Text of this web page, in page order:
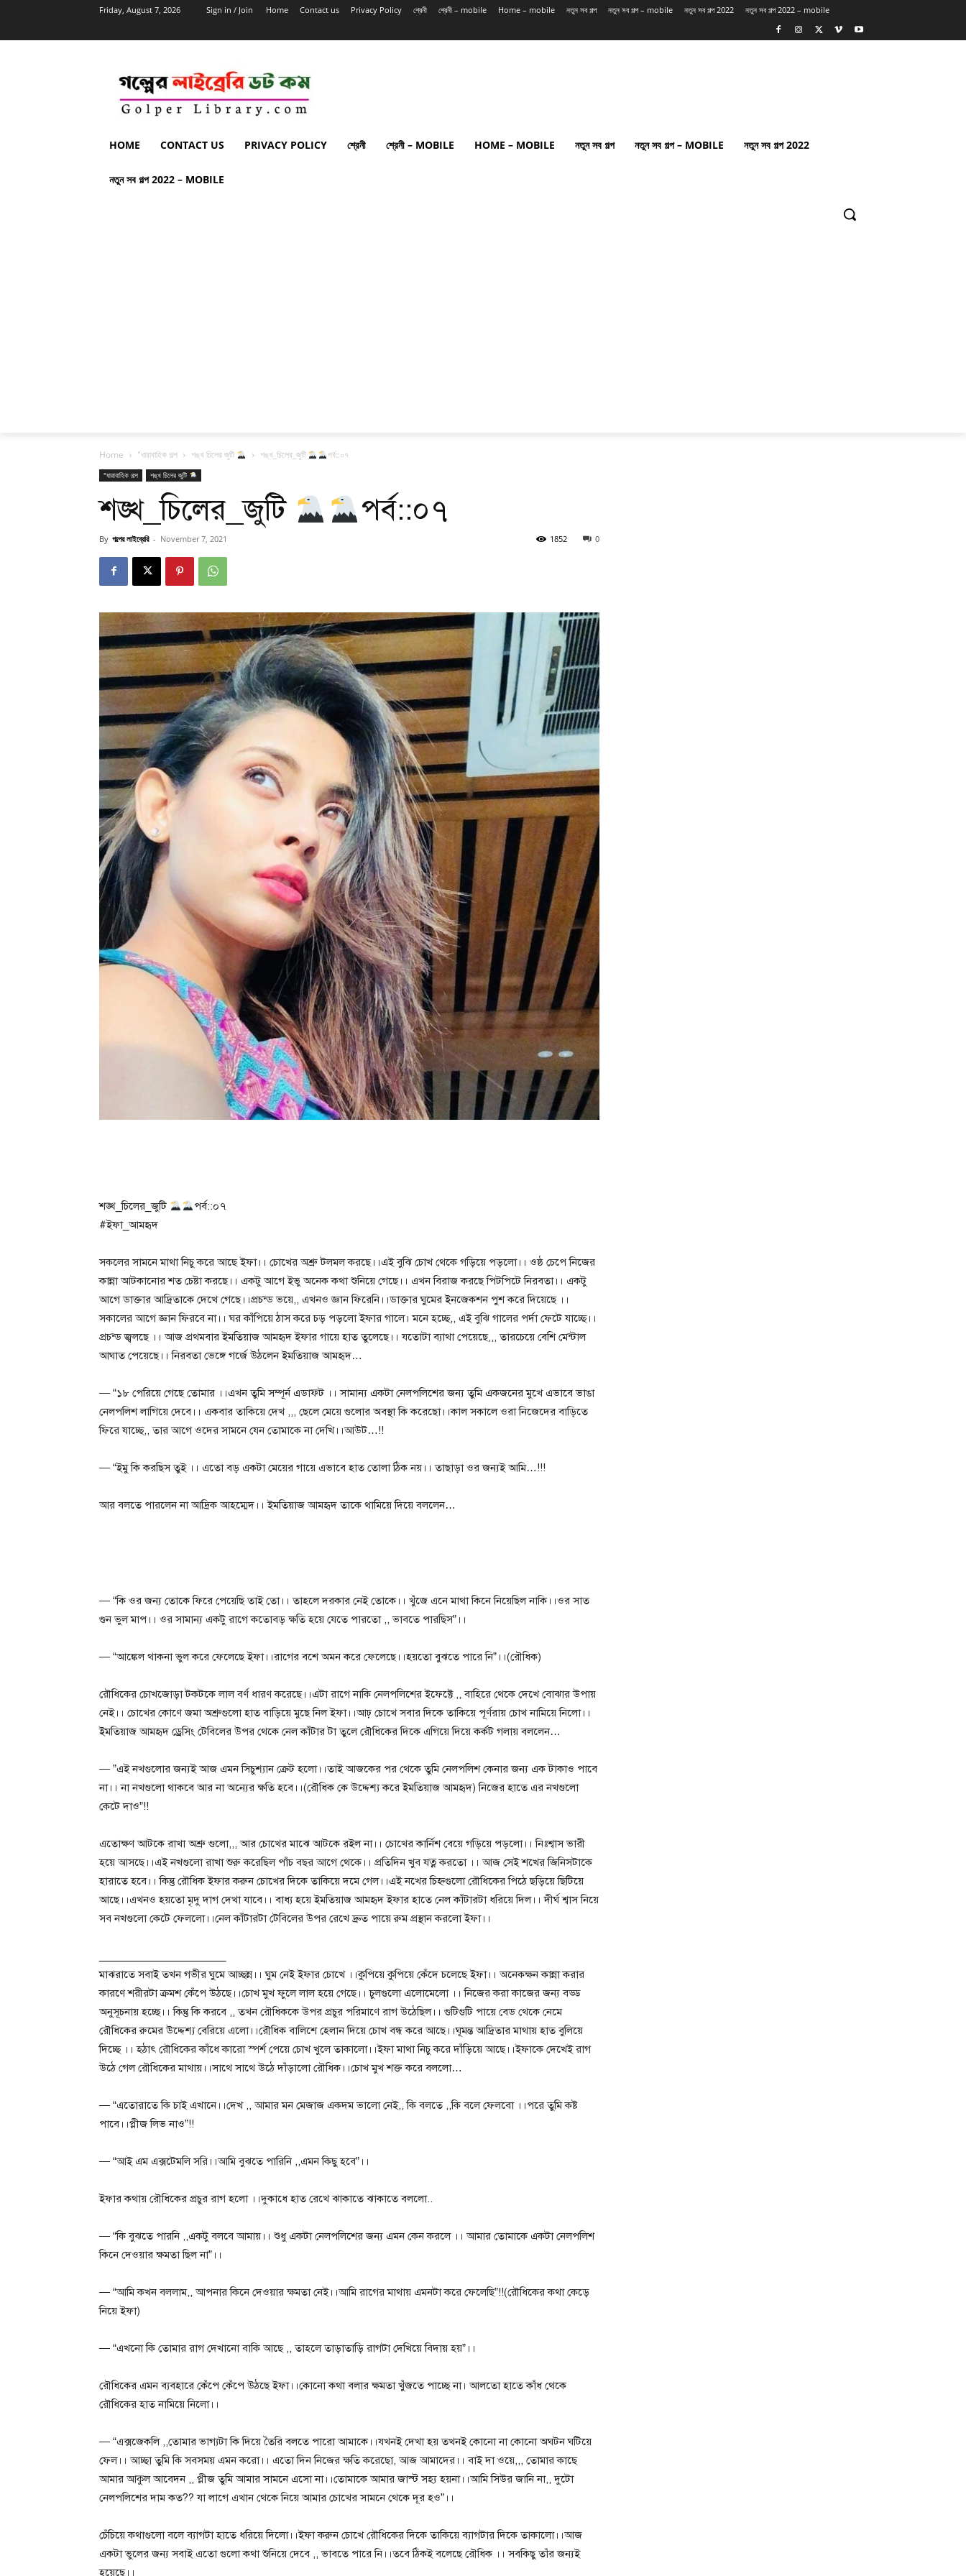
Friday, August 7, 2026 Sign in / Join Home Contact us Privacy Policy শ্রেনী শ্রেনী – mobile Home – mobile নতুন সব গল্প নতুন সব গল্প – mobile নতুন সব গল্প 2022 নতুন সব গল্প 2022 – mobile
HOME CONTACT US PRIVACY POLICY শ্রেনী শ্রেনী – MOBILE HOME – MOBILE নতুন সব গল্প নতুন সব গল্প – MOBILE নতুন সব গল্প 2022
নতুন সব গল্প 2022 – MOBILE
Home "ধারাবাহিক গল্প শঙ্খ চিলের জুটি শঙ্খ_চিলের_জুটি পর্ব::০৭
"ধারাবাহিক গল্প শঙ্খ চিলের জুটি
শঙ্খ_চিলের_জুটি পর্ব::০৭
By গল্পের লাইব্রেরি - November 7, 2021 0
1852
শঙ্খ_চিলের_জুটি
পর্ব::০৭
#ইফা_আমহৃদ
সকলের সামনে মাথা নিচু করে আছে ইফা।। চোখের অশ্রু টলমল করছে।।এই বুঝি চোখ থেকে গড়িয়ে পড়লো।। ওষ্ঠ চেপে নিজের
কান্না আটকানোর শত চেষ্টা করছে।। একটু আগে ইভু অনেক কথা শুনিয়ে গেছে।। এখন বিরাজ করছে পিটপিটে নিরবতা।। একটু
আগে ডাক্তার আদ্রিতাকে দেখে গেছে।।প্রচন্ড ভয়ে,, এখনও জ্ঞান ফিরেনি।।ডাক্তার ঘুমের ইনজেকশন পুশ করে দিয়েছে ।।
সকালের আগে জ্ঞান ফিরবে না।। ঘর কাঁপিয়ে ঠাস করে চড় পড়লো ইফার গালে। মনে হচ্ছে,, এই বুঝি গালের পর্দা ফেটে যাচ্ছে।।
প্রচন্ড জ্বলছে ।। আজ প্রথমবার ইমতিয়াজ আমহৃদ ইফার গায়ে হাত তুলেছে।। যতোটা ব্যাথা পেয়েছে,,, তারচেয়ে বেশি মেন্টাল
আঘাত পেয়েছে।। নিরবতা ভেঙ্গে গর্জে উঠলেন ইমতিয়াজ আমহৃদ…
— “১৮ পেরিয়ে গেছে তোমার ।।এখন তুমি সম্পূর্ন এডাফ্ট ।। সামান্য একটা নেলপলিশের জন্য তুমি একজনের মুখে এভাবে ভাঙা
নেলপলিশ লাগিয়ে দেবে।। একবার তাকিয়ে দেখ ,,, ছেলে মেয়ে গুলোর অবস্থা কি করেছো।।কাল সকালে ওরা নিজেদের বাড়িতে
ফিরে যাচ্ছে,, তার আগে ওদের সামনে যেন তোমাকে না দেখি।।আউট…!!
— “ইমু কি করছিস তুই ।। এতো বড় একটা মেয়ের গায়ে এভাবে হাত তোলা ঠিক নয়।। তাছাড়া ওর জন্যই আমি…!!!
আর বলতে পারলেন না আদ্রিক আহম্মেদ।। ইমতিয়াজ আমহৃদ তাকে থামিয়ে দিয়ে বললেন…
— “কি ওর জন্য তোকে ফিরে পেয়েছি তাই তো।। তাহলে দরকার নেই তোকে।। খুঁজে এনে মাথা কিনে নিয়েছিল নাকি।।ওর সাত
গুন ভুল মাপ।। ওর সামান্য একটু রাগে কতোবড় ক্ষতি হয়ে যেতে পারতো ,, ভাবতে পারছিস”।।
— “আঙ্কেল থাকনা ভুল করে ফেলেছে ইফা।।রাগের বশে অমন করে ফেলেছে।।হয়তো বুঝতে পারে নি”।।(রৌধিক)
রৌধিকের চোখজোড়া টকটকে লাল বর্ণ ধারণ করেছে।।এটা রাগে নাকি নেলপলিশের ইফেক্টে ,, বাহিরে থেকে দেখে বোঝার উপায়
নেই।। চোখের কোণে জমা অশ্রুগুলো হাত বাড়িয়ে মুছে নিল ইফা।।আঢ় চোখে সবার দিকে তাকিয়ে পূর্ণরায় চোখ নামিয়ে নিলো।।
ইমতিয়াজ আমহৃদ ড্রেসিং টেবিলের উপর থেকে নেল কাঁটার টা তুলে রৌধিকের দিকে এগিয়ে দিয়ে কর্কট গলায় বললেন…
— ”এই নখগুলোর জন্যই আজ এমন সিচুশ্যান ক্রেট হলো।।তাই আজকের পর থেকে তুমি নেলপলিশ কেনার জন্য এক টাকাও পাবে
না।। না নখগুলো থাকবে আর না অন্যের ক্ষতি হবে।।(রৌধিক কে উদ্দেশ্য করে ইমতিয়াজ আমহৃদ) নিজের হাতে এর নখগুলো
কেটে দাও”!!
এতোক্ষণ আটকে রাখা অশ্রু গুলো,,, আর চোখের মাঝে আটকে রইল না।। চোখের কার্নিশ বেয়ে গড়িয়ে পড়লো।। নিঃশ্বাস ভারী
হয়ে আসছে।।এই নখগুলো রাখা শুরু করেছিল পাঁচ বছর আগে থেকে।। প্রতিদিন খুব যত্ন করতো ।। আজ সেই শখের জিনিসটাকে
হারাতে হবে।। কিন্তু রৌধিক ইফার করুন চোখের দিকে তাকিয়ে দমে গেল।।এই নখের চিহ্নগুলো রৌধিকের পিঠে ছড়িয়ে ছিটিয়ে
আছে।।এখনও হয়তো মৃদু দাগ দেখা যাবে।। বাধ্য হয়ে ইমতিয়াজ আমহৃদ ইফার হাতে নেল কাঁটারটা ধরিয়ে দিল।। দীর্ঘ শ্বাস নিয়ে
সব নখগুলো কেটে ফেললো।।নেল কাঁটারটা টেবিলের উপর রেখে দ্রুত পায়ে রুম প্রস্থান করলো ইফা।।
মাঝরাতে সবাই তখন গভীর ঘুমে আচ্ছন্ন।। ঘুম নেই ইফার চোখে ।।কুপিয়ে কুপিয়ে কেঁদে চলেছে ইফা।। অনেকক্ষন কান্না করার
কারণে শরীরটা ক্রমশ কেঁপে উঠছে।।চোখ মুখ ফুলে লাল হয়ে গেছে।। চুলগুলো এলোমেলো ।। নিজের করা কাজের জন্য বড্ড
অনুসূচনায় হচ্ছে।। কিন্তু কি করবে ,, তখন রৌধিককে উপর প্রচুর পরিমাণে রাগ উঠেছিল।। গুটিগুটি পায়ে বেড থেকে নেমে
রৌধিকের রুমের উদ্দেশ্য বেরিয়ে এলো।।রৌধিক বালিশে হেলান দিয়ে চোখ বন্ধ করে আছে।।ঘূমন্ত আদ্রিতার মাথায় হাত বুলিয়ে
দিচ্ছে ।। হঠাৎ রৌধিকের কাঁধে কারো স্পর্শ পেয়ে চোখ খুলে তাকালো।।ইফা মাথা নিচু করে দাঁড়িয়ে আছে।।ইফাকে দেখেই রাগ
উঠে গেল রৌধিকের মাথায়।।সাথে সাথে উঠে দাঁড়ালো রৌধিক।।চোখ মুখ শক্ত করে বললো…
— “এতোরাতে কি চাই এখানে।।দেখ ,, আমার মন মেজাজ একদম ভালো নেই,, কি বলতে ,,কি বলে ফেলবো ।।পরে তুমি কষ্ট
পাবে।।প্লীজ লিভ নাও”!!
— “আই এম এক্সটেমলি সরি।।আমি বুঝতে পারিনি ,,এমন কিছু হবে”।।
ইফার কথায় রৌধিকের প্রচুর রাগ হলো ।।দুকাধে হাত রেখে ঝাকাতে ঝাকাতে বললো..
— “কি বুঝতে পারনি ,,একটু বলবে আমায়।। শুধু একটা নেলপলিশের জন্য এমন কেন করলে ।। আমার তোমাকে একটা নেলপলিশ
কিনে দেওয়ার ক্ষমতা ছিল না”।।
— “আমি কখন বললাম,, আপনার কিনে দেওয়ার ক্ষমতা নেই।।আমি রাগের মাথায় এমনটা করে ফেলেছি”!!(রৌধিকের কথা কেড়ে
নিয়ে ইফা)
— “এখনো কি তোমার রাগ দেখানো বাকি আছে ,, তাহলে তাড়াতাড়ি রাগটা দেখিয়ে বিদায় হয়”।।
রৌধিকের এমন ব্যবহারে কেঁপে কেঁপে উঠছে ইফা।।কোনো কথা বলার ক্ষমতা খুঁজতে পাচ্ছে না। আলতো হাতে কাঁধ থেকে
রৌধিকের হাত নামিয়ে নিলো।।
— “এক্সজেকলি ,,তোমার ভাগ্যটা কি দিয়ে তৈরি বলতে পারো আমাকে।।যখনই দেখা হয় তখনই কোনো না কোনো অঘটন ঘটিয়ে
ফেল।। আচ্ছা তুমি কি সবসময় এমন করো।। এতো দিন নিজের ক্ষতি করেছো, আজ আমাদের।। বাই দা ওয়ে,,, তোমার কাছে
আমার আকুল আবেদন ,, প্লীজ তুমি আমার সামনে এসো না।।তোমাকে আমার জাস্ট সহ্য হয়না।।আমি সিউর জানি না,, দুটো
নেলপলিশের দাম কত?? যা লাগে এখান থেকে নিয়ে আমার চোখের সামনে থেকে দূর হও”।।
চেঁচিয়ে কথাগুলো বলে ব্যাগটা হাতে ধরিয়ে দিলো।।ইফা করুন চোখে রৌধিকের দিকে তাকিয়ে ব্যাগটার দিকে তাকালো।।আজ
একটা ভুলের জন্য সবাই এতো গুলো কথা শুনিয়ে দেবে ,, ভাবতে পারে নি।।তবে ঠিকই বলেছে রৌধিক ।। সবকিছু তাঁর জন্যই
হয়েছে।।